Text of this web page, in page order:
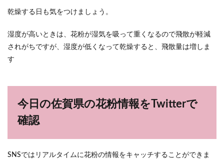
乾燥する日も気をつけましょう。
湿度が高いときは、花粉が湿気を吸って重くなるので飛散が軽減
されがちですが、湿度が低くなって乾燥すると、飛散量は増しま
す
今日の佐賀県の花粉情報をTwitterで
確認
SNSではリアルタイムに花粉の情報をキャッチすることができま